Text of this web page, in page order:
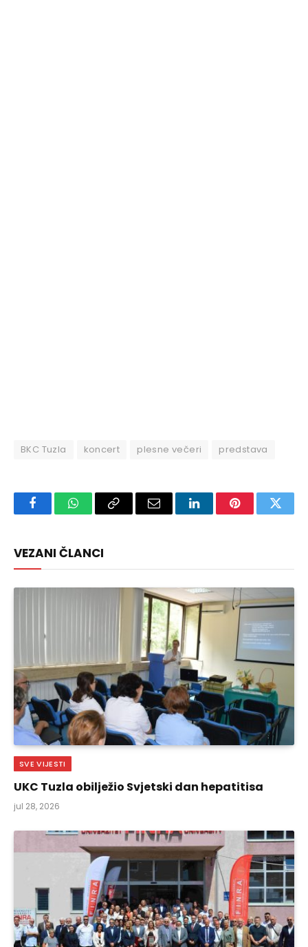
BKC Tuzla koncert plesne večeri predstava
FacebookWhatsAppCopy
Email LinkedInPinterest
VEZANI ČLANCI
SVE VIJESTI
UKC Tuzla obilježio Svjetski dan hepatitisa
jul 28, 2026